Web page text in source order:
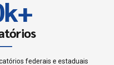
k+
federais e estaduais